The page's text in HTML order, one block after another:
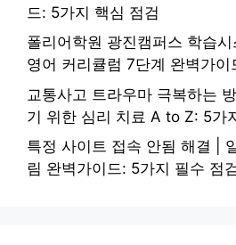
드: 5가지 핵심 점검
폴리어학원 광진캠퍼스 학습
영어 커리큘럼 7단계 완벽가이
교통사고 트라우마 극복하는
기 위한 심리 치료 A to Z: 5가
특정 사이트 접속 안됨 해결 |
림 완벽가이드: 5가지 필수 점